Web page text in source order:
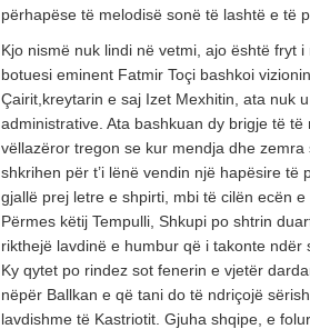
përhapëse të melodisë sonë të lashtë e të
Kjo nismë nuk lindi në vetmi, ajo është fryt
botuesi eminent Fatmir Toçi bashkoi
Çairit,kreytarin e saj Izet Mexhitin, ata nuk
administrative. Ata bashkuan dy brigje të
vëllazëror tregon se kur mendja dhe
shkrihen për t’i lënë vendin një hapësire
gjallë prej letre e shpirti, mbi të cilën ecën e
Përmes këtij Tempulli, Shkupi po shtrin
rikthejë lavdinë e humbur që i takonte ndër
Ky qytet po rindez sot fenerin e vjetër
nëpër Ballkan e që tani do të ndriçojë
lavdishme të Kastriotit. Gjuha shqipe, e